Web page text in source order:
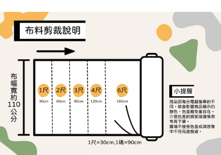
消。如遇「轉專審核」未通過狀況，表示未達大哥付你分期系統評分，恕無
法說明評估內容。
【繳款方式說明】
1.分期款項不併入電信帳單，「大哥付你分期」於每月結算日後寄送繳費提
2.透過簡訊連結打開帳單後，可選擇「超商條碼／台灣大直營門市／銀行轉
帳／街口支付／iPASS MONEY」等通路繳費。
【注意事項】
1.本服務係由「台灣大哥大股份有限公司」（以下簡稱本公司）所提供，讓
用戶於交易時，得透過本服務購買商品或服務，並由商店將買賣／分期付款
買賣價金債權讓與本公司後，依約使用本公司帳單繳交帳款。
2.基於同意付款使用「大哥付你分期」之契約關係目的，商店將以您的個人
資料（包含姓名、電話或地址）提供予台灣大哥大進項蒐集、處理及利用，
由本公司與您本人進行分期帳單所需資料之確認、核對及更正。
3.完整用戶服務條款，請詳閱以下連結：
１．簡單：不需註冊會員、不需綁卡、不需儲值。
２．便利：只要手機號碼，簡訊認證，即可結帳。
３．安心：先確認商品／服務後，再付款。
【「AFTEE先享後付」結帳流程】
１．於結帳方式選擇「AFTEE先享後付」後，將跳轉至「AFTEE先享後付」
結帳頁面，進行簡訊認證並確認金額後，即可完成結帳。
２．訂單成立數日內，您將收到繳費通知簡訊。
３．收到繳費通知簡訊後14天內，點擊此簡訊中的連結，可透過四大超商／
ATM／網路銀行／等多元方式進行付款，方視為交易完成。
※ 請注意：結帳手續完成當下不需立刻繳費，但若您需要取消訂單，請聯絡
購買商品的店家。未經商家同意取消之訂單仍視為有效，需透過AFTEE先享
後付繳納相關費用。
※ 交易是否成功請以「AFTEE先享後付 」之結帳頁面顯示為準，若有關於
是否繳費成功／繳費後需取消欲退款等相關疑問，請聯繫「AFTEE先享後付
客戶支援中心」
https://netprotections.freshdesk.com/support/home
全家取貨付款
每筆NT$65，滿NT$1,500(含以上)免運費
每筆NT$65，滿NT$1,500(含以上)免運費
宅配
每筆NT$150，滿NT$1,500(含以上)免運費
每筆NT$240